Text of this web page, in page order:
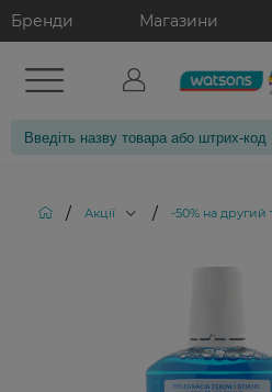
Бренди Магазини
/ Акції / -50% на другий